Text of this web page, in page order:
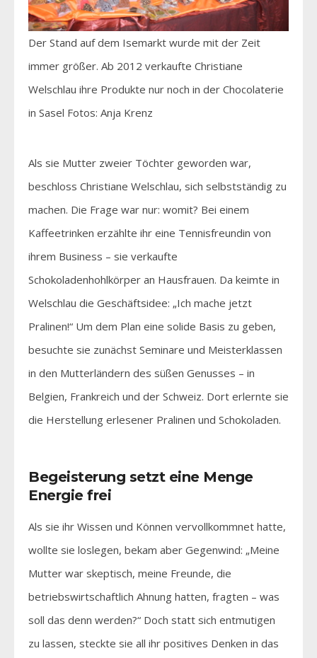
Der Stand auf dem Isemarkt wurde mit der Zeit
immer größer. Ab 2012 verkaufte Christiane
Welschlau ihre Produkte nur noch in der Chocolaterie
in Sasel Fotos: Anja Krenz
Als sie Mutter zweier Töchter geworden war,
beschloss Christiane Welschlau, sich selbstständig zu
machen. Die Frage war nur: womit? Bei einem
Kaffeetrinken erzählte ihr eine Tennisfreundin von
ihrem Business – sie verkaufte
Schokoladenhohlkörper an Hausfrauen. Da keimte in
Welschlau die Geschäftsidee: „Ich mache jetzt
Pralinen!“ Um dem Plan eine solide Basis zu geben,
besuchte sie zunächst Seminare und Meisterklassen
in den Mutterländern des süßen Genusses – in
Belgien, Frankreich und der Schweiz. Dort erlernte sie
die Herstellung erlesener Pralinen und Schokoladen.
Begeisterung setzt eine Menge
Energie frei
Als sie ihr Wissen und Können vervollkommnet hatte,
wollte sie loslegen, bekam aber Gegenwind: „Meine
Mutter war skeptisch, meine Freunde, die
betriebswirtschaftlich Ahnung hatten, fragten – was
soll das denn werden?“ Doch statt sich entmutigen
zu lassen, steckte sie all ihr positives Denken in das